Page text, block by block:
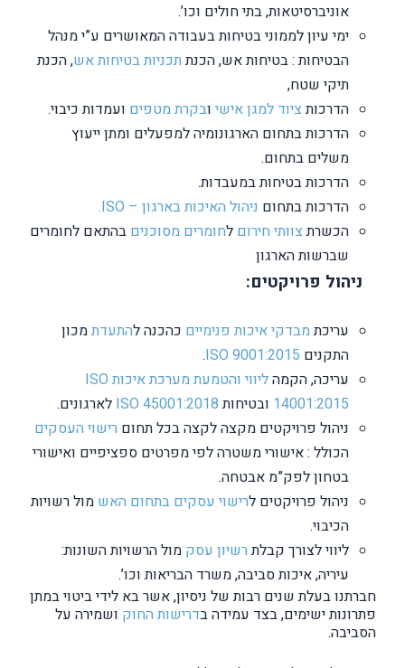
אוניברסיטאות, בתי חולים וכו’.
ימי עיון לממוני בטיחות בעבודה המאושרים ע”י מנהל
הבטיחות : בטיחות אש, הכנתתכניות בטיחות אש, הכנת
תיקי שטח,
הדרכותציוד למגן אישי ובקרת מטפים ועמדות כיבוי.
הדרכות בתחום הארגונומיה למפעלים ומתן ייעוץ
משלים בתחום.
הדרכות בטיחות במעבדות.
הדרכות בתחום ניהול האיכות בארגון – ISO.
הכשרתצוותי חירום לחומרים מסוכנים בהתאם לחומרים
שברשות הארגון
ניהול פרויקטים:
עריכתמבדקי איכות פנימיים כהכנה להתעדתמכון
התקנים ISO 9001:2015
.
עריכה, הקמהליווי והטמעת מערכת איכות ISO
14001:2015 ובטיחותISO 45001:2018 לארגונים.
ניהול פרויקטים מקצה לקצה בכל תחוםרישוי העסקים
הכולל : אישורי משטרה לפי מפרטים ספציפיים ואישורי
בטחון לפק”מ אבטחה.
ניהול פרויקטים לרישוי עסקים בתחום האש מול רשויות
הכיבוי.
ליווי לצורך קבלתרשיון עסק מול הרשויות השונות:
עיריה, איכות סביבה, משרד הבריאות וכו’.
חברתנו בעלת שנים רבות של ניסיון, אשר בא לידי ביטוי במתן
פתרונות ישימים, בצד עמידה בדרישות החוק ושמירה על
הסביבה.